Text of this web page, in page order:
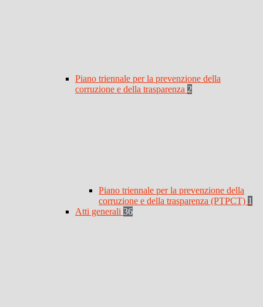
Piano triennale per la prevenzione della
corruzione e della trasparenza 2
Piano triennale per la prevenzione della
corruzione e della trasparenza (PTPCT) 1
Atti generali 36